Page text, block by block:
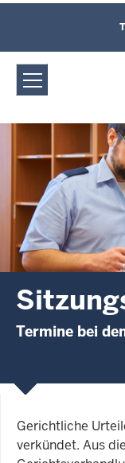
Amtsgericht
Direkt zum Inhalt
Leichte
und
Termine bei
Gerichtliche
verkündet. Aus